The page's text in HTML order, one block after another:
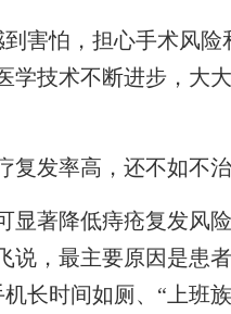
怕，担心手术风险
学技术不断进步，大
复发率高，还不如不
著降低痔疮复发风
说，最主要原因是患
长时间如厕、“上班